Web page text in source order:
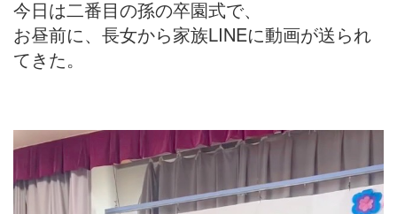
今日は二番目の孫の卒園式で、
お昼前に、長女から家族LINEに動画が送られ
てきた。